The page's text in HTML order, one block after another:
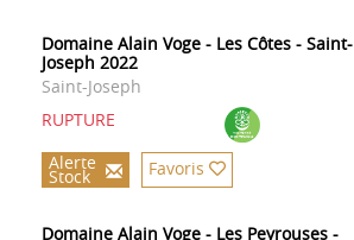
Domaine Alain Voge - Les Côtes - Saint-
Joseph 2022
Saint-Joseph
RUPTURE
Alerte
Stock Favoris
Domaine Alain Voge - Les Peyrouses -